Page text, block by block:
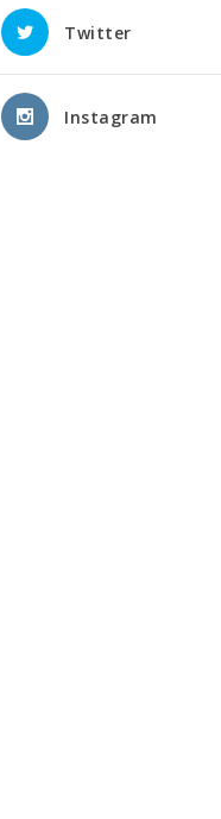
Twitter
Instagram